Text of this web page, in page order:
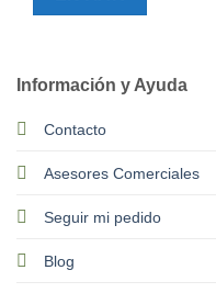
Información y Ayuda
Contacto
Asesores Comerciales
Seguir mi pedido
Blog